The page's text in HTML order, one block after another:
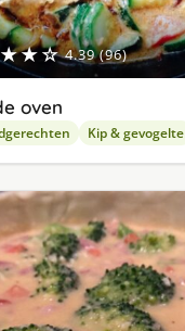
4.39 (96)
oven
Kip & gevogelte